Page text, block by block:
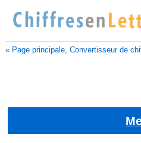
« Page principale, Convertisseur de